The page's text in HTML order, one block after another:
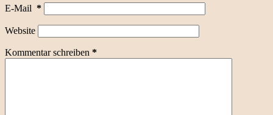
E-Mail *
Website
Kommentar schreiben *